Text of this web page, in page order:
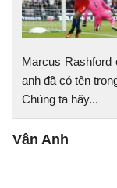
Marcus
anh đã có tên
Chúng ta hãy...
Vân Anh